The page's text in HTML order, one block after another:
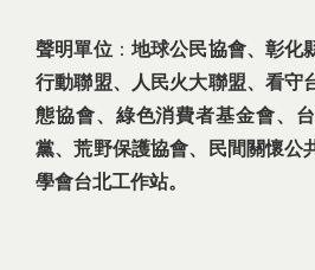
聲明單位： 地球公民協會、彰化
行動聯盟、人民火大聯盟、看守
態協會、綠色消費者基金會、
黨、荒野保護協會、民間關懷公
學會台北工作站。